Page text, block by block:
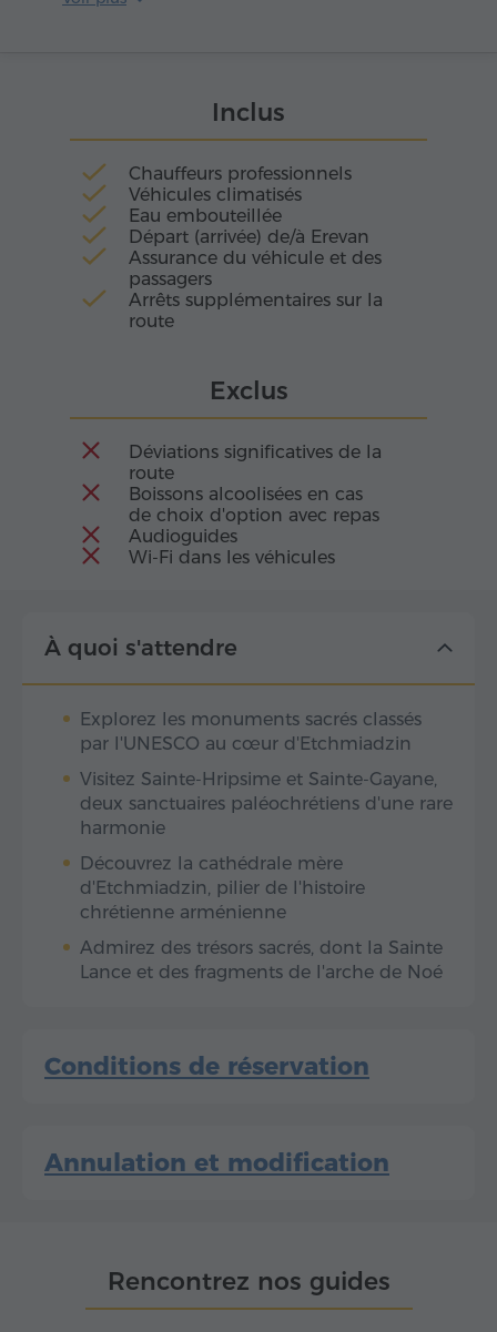
des «Trésors d'Etchmiadzin». Ce n'est pas une
Inclus
Chauffeurs professionnels
Véhicules climatisés
Eau embouteillée
Départ (arrivée) de/à Erevan
Assurance du véhicule et des
passagers
Arrêts supplémentaires sur la
route
Exclus
Déviations significatives de la
route
Boissons alcoolisées en cas
de choix d'option avec repas
Audioguides
Wi-Fi dans les véhicules
À quoi s'attendre
Explorez les monuments sacrés classés
par l'UNESCO au cœur d'Etchmiadzin
Visitez Sainte-Hripsime et Sainte-Gayane,
deux sanctuaires paléochrétiens d'une rare
harmonie
Découvrez la cathédrale mère
d'Etchmiadzin, pilier de l'histoire
chrétienne arménienne
Admirez des trésors sacrés, dont la Sainte
Lance et des fragments de l'arche de Noé
Conditions de réservation
Annulation et modification
Rencontrez nos guides